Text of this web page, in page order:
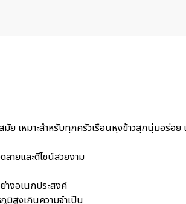
เหมาะสำหรับทุกครัวเรือนหุงข้าวสุกนุ่มอร่อ
ายและดีไซน์สวยงาม
างอเนกประสงค์
สูงเกินความจำเป็น